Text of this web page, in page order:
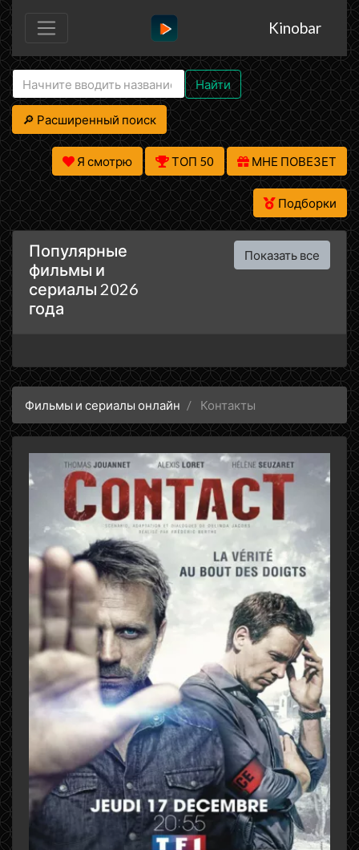
Kinobar
Найти
🔎 Расширенный поиск
Я смотрю ТОП 50 МНЕ ПОВЕЗЕТ
Подборки
Популярные
фильмы и
сериалы 2026
года
Показать все
Фильмы и сериалы онлайн Контакты